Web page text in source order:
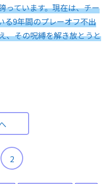
っています。現在は、チー
る9年間のプレーオフ不出
、その呪縛を解き放とうと
2